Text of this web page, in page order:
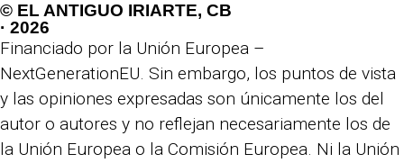
© EL ANTIGUO IRIARTE, CB
· 2026
Financiado por la Unión Europea –
NextGenerationEU. Sin embargo, los puntos de vista
y las opiniones expresadas son únicamente los del
autor o autores y no reflejan necesariamente los de
la Unión Europea o la Comisión Europea. Ni la Unión